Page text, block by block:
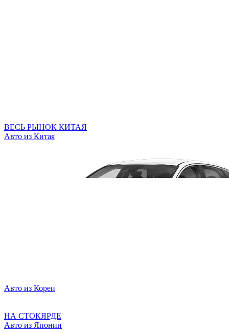
ВЕСЬ РЫНОК КИТАЯ
Авто из Китая
Авто из Кореи
НА СТОКЯРДЕ
Авто из Японии